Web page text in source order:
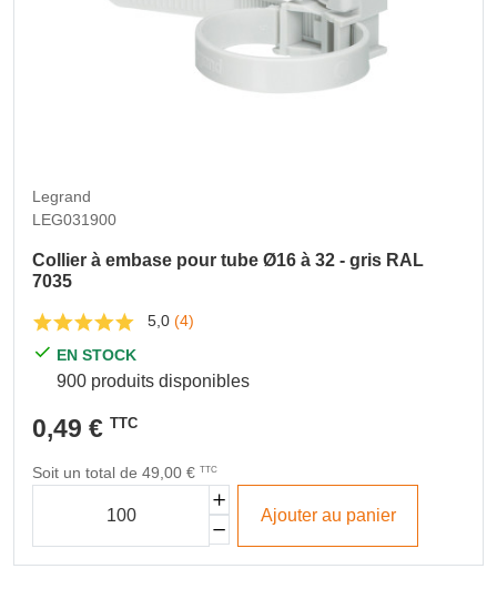
Legrand
LEG031900
Collier à embase pour tube Ø16 à 32 - gris RAL
7035
5,0 (4)
EN STOCK
900 produits disponibles
0,49 € TTC
Soit un total de 49,00 € TTC
Ajouter au panier